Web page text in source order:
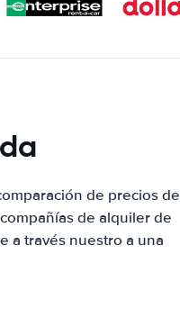
de precios de
de alquiler de
a través nuestro a una